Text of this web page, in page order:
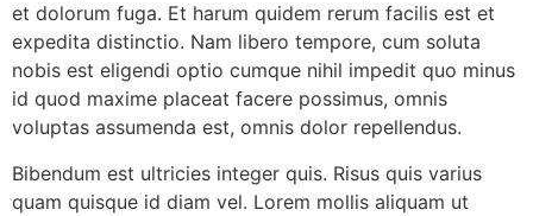
et dolorum fuga. Et harum quidem rerum facilis est et
expedita distinctio. Nam libero tempore, cum soluta
nobis est eligendi optio cumque nihil impedit quo minus
id quod maxime placeat facere possimus, omnis
voluptas assumenda est, omnis dolor repellendus.
Bibendum est ultricies integer quis. Risus quis varius
quam quisque id diam vel. Lorem mollis aliquam ut